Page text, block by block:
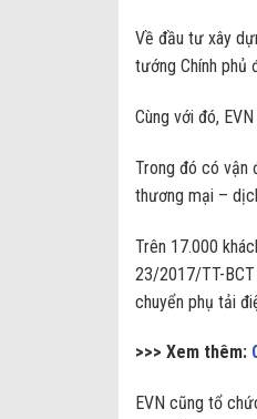
Về đầu tư xây
tướng Chính phủ
Cùng với đó,
Trong đó có vận
thương mại –
Trên 17.000
23/2017/TT-
chuyển phụ tải
>>> Xem thêm:
EVN cũng tổ